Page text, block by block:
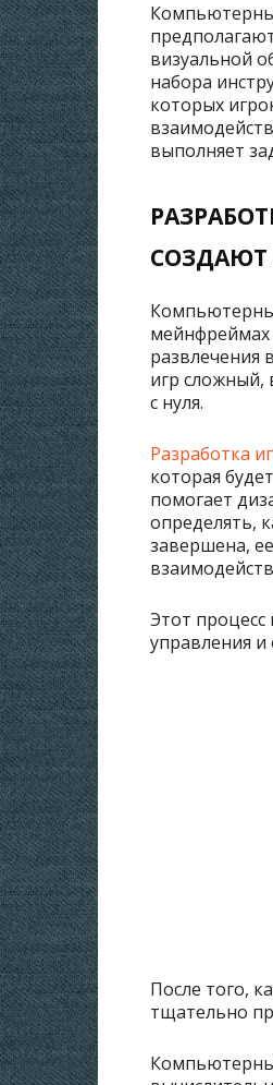
визуальной
набора
которых
выполняет
мейнфреймах
развлечения
игр сложный,
с нуля.
Разработка
которая
помогает
определять,
завершена,
Этот
управления и
После того,
тщательно